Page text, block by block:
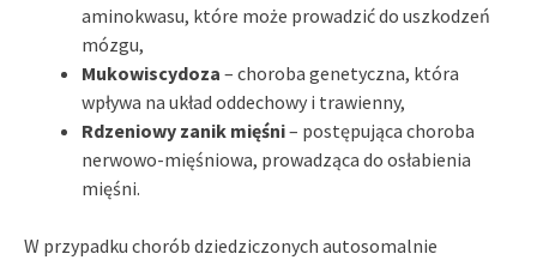
aminokwasu, które może prowadzić do uszkodzeń
mózgu,
Mukowiscydoza – choroba genetyczna, która
wpływa na układ oddechowy i trawienny,
Rdzeniowy zanik mięśni– postępująca choroba
nerwowo-mięśniowa, prowadząca do osłabienia
mięśni.
W przypadku chorób dziedziczonych autosomalnie